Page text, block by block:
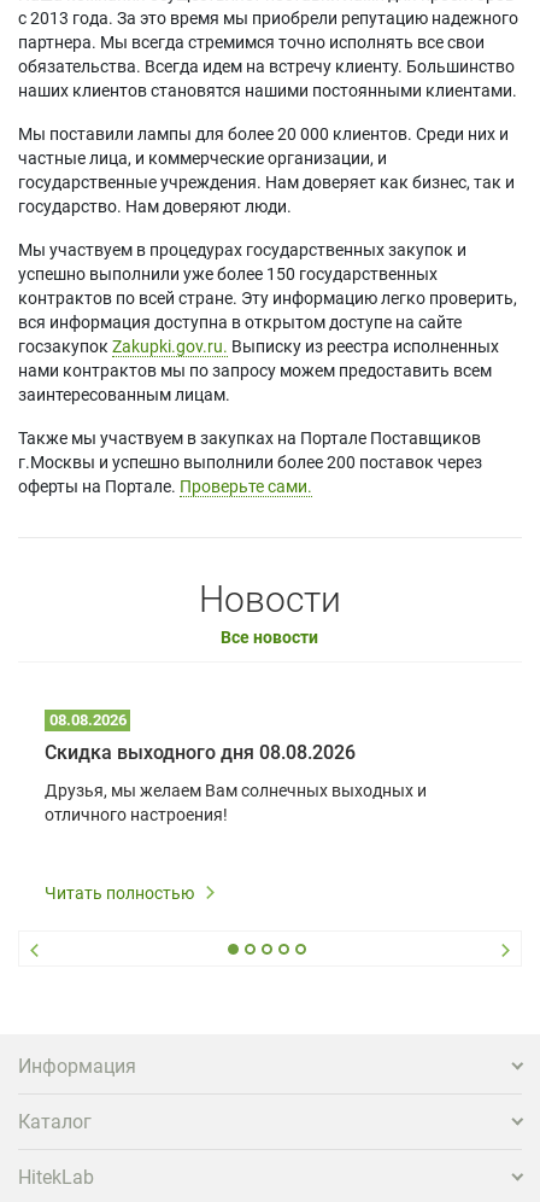
с 2013 года. За это время мы приобрели репутацию надежного
партнера. Мы всегда стремимся точно исполнять все свои
обязательства. Всегда идем на встречу клиенту. Большинство
наших клиентов становятся нашими постоянными клиентами.
Мы поставили лампы для более 20 000 клиентов. Среди них и
частные лица, и коммерческие организации, и
государственные учреждения. Нам доверяет как бизнес, так и
государство. Нам доверяют люди.
Мы участвуем в процедурах государственных закупок и
успешно выполнили уже более 150 государственных
контрактов по всей стране. Эту информацию легко проверить,
вся информация доступна в открытом доступе на сайте
госзакупок Zakupki.gov.ru. Выписку из реестра исполненных
нами контрактов мы по запросу можем предоставить всем
заинтересованным лицам.
Также мы участвуем в закупках на Портале Поставщиков
г.Москвы и успешно выполнили более 200 поставок через
оферты на Портале. Проверьте сами.
Новости
Все новости
08.08.2026
Скидка выходного дня 08.08.2026
Друзья, мы желаем Вам солнечных выходных и
отличного настроения!
Читать полностью
Информация
Каталог
HitekLab